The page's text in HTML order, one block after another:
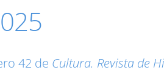
42 de Cultura. Revista de